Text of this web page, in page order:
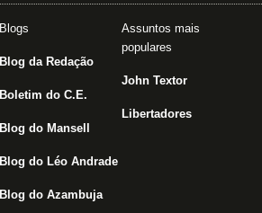
Blogs
Blog da Redação
Boletim do C.E.
Blog do Mansell
Blog do Léo Andrade
Blog do Azambuja
Assuntos mais
populares
John Textor
Libertadores